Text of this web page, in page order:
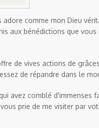
adore comme mon Dieu
aux bénédictions que
de vives actions de
de répandre dans le
avez comblé d'immenses
prie de me visiter par